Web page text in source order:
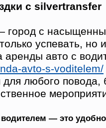
с silvertransfer
город с
успевать, но
аренды авто с
avto-s-voditelem/
любого повода,
— это